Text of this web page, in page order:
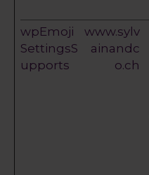
wpEmoji
SettingsS
upports
www.sylv
ainandc
o.ch